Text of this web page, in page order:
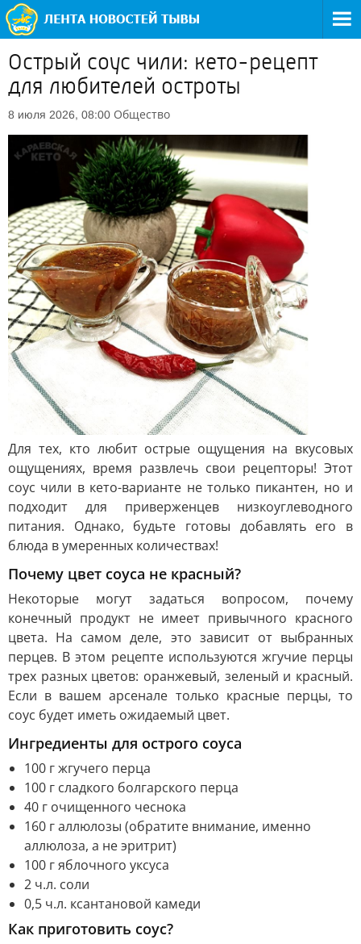
Острый соус чили: кето-рецепт
для любителей остроты
8 июля 2026, 08:00 Общество
Для тех, кто любит острые ощущения на вкусовых
ощущениях, время развлечь свои рецепторы! Этот
соус чили в кето-варианте не только пикантен, но и
подходит для приверженцев низкоуглеводного
питания. Однако, будьте готовы добавлять его в
блюда в умеренных количествах!
Почему цвет соуса не красный?
Некоторые могут задаться вопросом, почему
конечный продукт не имеет привычного красного
цвета. На самом деле, это зависит от выбранных
перцев. В этом рецепте используются жгучие перцы
трех разных цветов: оранжевый, зеленый и красный.
Если в вашем арсенале только красные перцы, то
соус будет иметь ожидаемый цвет.
Ингредиенты для острого соуса
100 г жгучего перца
100 г сладкого болгарского перца
40 г очищенного чеснока
160 г аллюлозы (обратите внимание, именно
аллюлоза, а не эритрит)
100 г яблочного уксуса
2 ч.л. соли
0,5 ч.л. ксантановой камеди
Как приготовить соус?